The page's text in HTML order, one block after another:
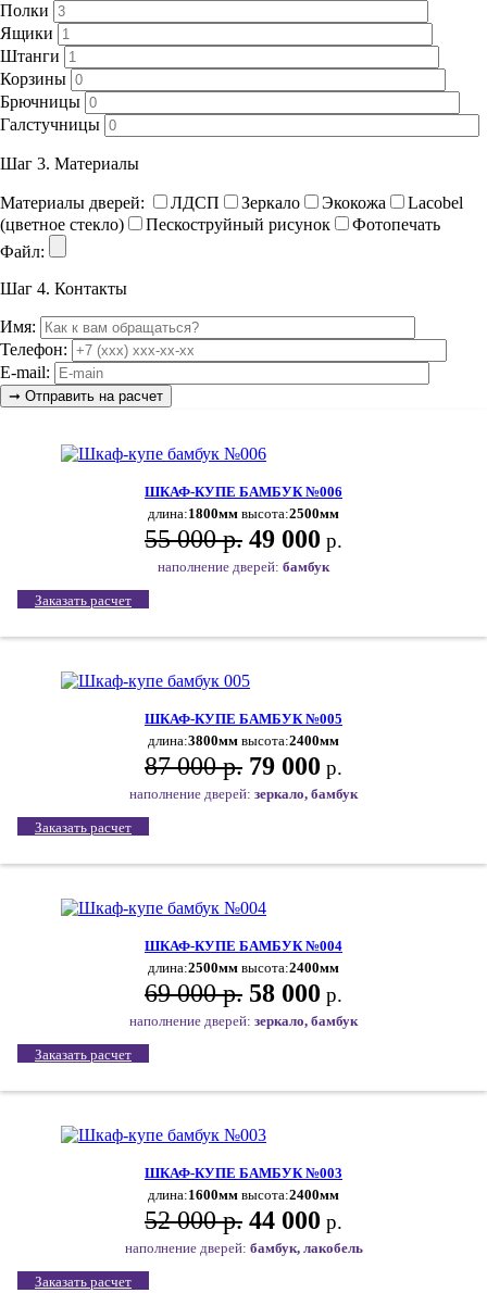
Полки
Ящики
Штанги
Корзины
Брючницы
Галстучницы
Шаг 3. Материалы
Материалы дверей: ЛДСП Зеркало Экокожа
Lacobel
(цветное стекло)
Пескоструйный рисунок
Фотопечать
Файл:
Шаг 4. Контакты
Имя:
Телефон:
E-mail:
ШКАФ-КУПЕ БАМБУК №006
длина:1800мм высота:2500мм
55 000 р. 49 000 р.
наполнение дверей: бамбук
Заказать расчет
ШКАФ-КУПЕ БАМБУК №005
длина:3800мм высота:2400мм
87 000 р. 79 000 р.
наполнение дверей: зеркало, бамбук
Заказать расчет
ШКАФ-КУПЕ БАМБУК №004
длина:2500мм высота:2400мм
69 000 р. 58 000 р.
наполнение дверей: зеркало, бамбук
Заказать расчет
ШКАФ-КУПЕ БАМБУК №003
длина:1600мм высота:2400мм
52 000 р. 44 000 р.
наполнение дверей: бамбук, лакобель
Заказать расчет